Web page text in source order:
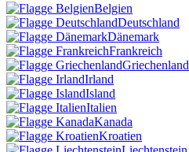
Belgien
Deutschland
Dänemark
Frankreich
Griechenland
Irland
Island
Italien
Kanada
Kroatien